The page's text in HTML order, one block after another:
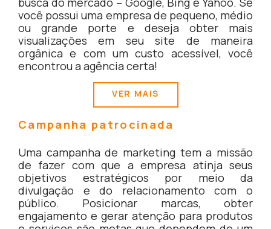
você possui uma empresa de pequeno, médio
ou grande porte e deseja obter mais
visualizações em seu site de maneira
orgânica e com um custo acessível, você
encontrou a agência certa!
VER MAIS
Campanha patrocinada
Uma campanha de marketing tem a missão
de fazer com que a empresa atinja seus
objetivos estratégicos por meio da
divulgação e do relacionamento com o
público. Posicionar marcas, obter
engajamento e gerar atenção para produtos